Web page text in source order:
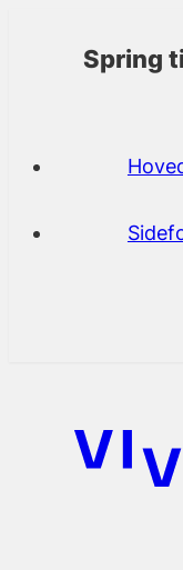
Spring